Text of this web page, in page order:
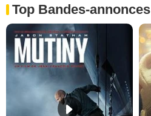
Top Bandes-annonces